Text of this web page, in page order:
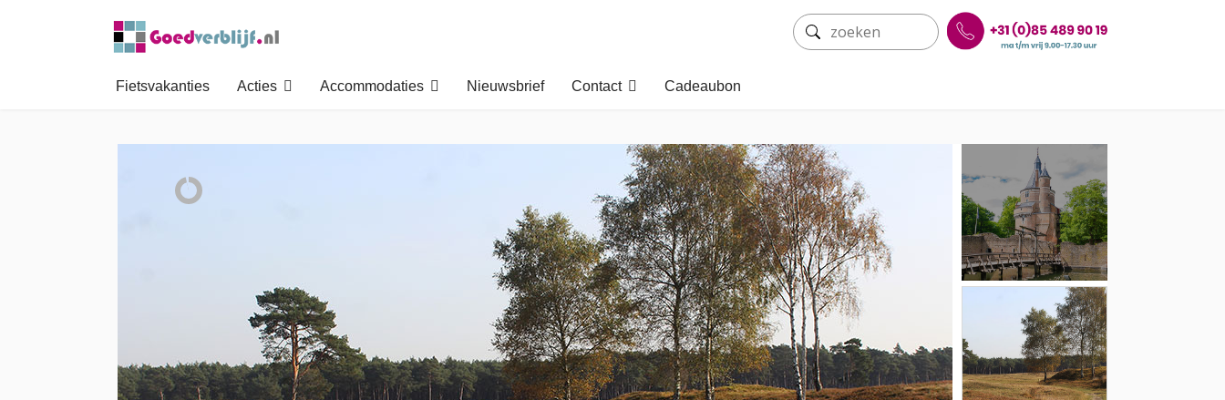
Fietsvakanties Acties Accommodaties Nieuwsbrief Contact Cadeaubon